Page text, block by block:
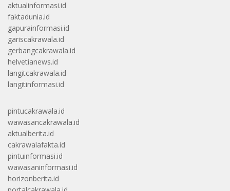
aktualinformasi.id
faktadunia.id
gapurainformasi.id
gariscakrawala.id
gerbangcakrawala.id
helvetianews.id
langitcakrawala.id
langitinformasi.id
pintucakrawala.id
wawasancakrawala.id
aktualberita.id
cakrawalafakta.id
pintuinformasi.id
wawasaninformasi.id
horizonberita.id